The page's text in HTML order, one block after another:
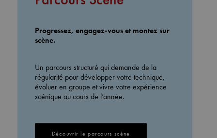
Progressez, engagez-vous et montez sur
scène.
Un parcours structuré qui demande de la
régularité pour développer votre technique,
évoluer en groupe et vivre votre expérience
scénique au cours de l’année.
Découvrir le parcours scène